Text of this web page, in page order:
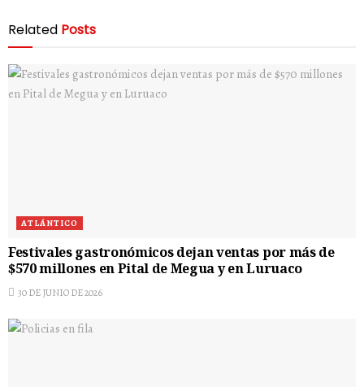
Related Posts
ATLÁNTICO
Festivales gastronómicos dejan ventas por más de
$570 millones en Pital de Megua y en Luruaco
30 DE JUNIO DE 2026